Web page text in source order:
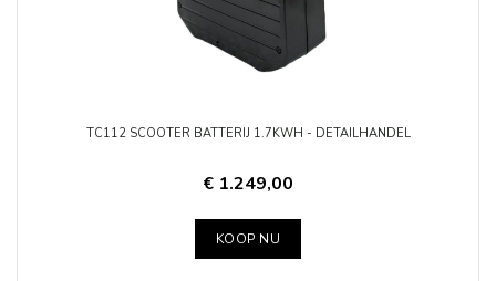
TC112 SCOOTER BATTERIJ 1.7KWH - DETAILHANDEL
€ 1.249,00
KOOP NU